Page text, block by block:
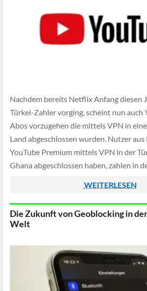
Nachdem bereits Netflix Anfang diesen
Türkei-Zahler vorging, scheint nun auch
Abos vorzugehen die mittels VPN in
Land abgeschlossen wurden. Nutzer
YouTube Premium mittels VPN in der
Ghana abgeschlossen haben, zahlen in
WEITERLESEN
Die Zukunft von Geoblocking in
Welt